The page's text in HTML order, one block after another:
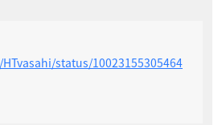
status/10023155305464